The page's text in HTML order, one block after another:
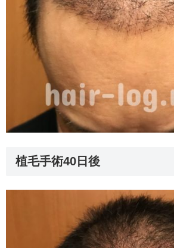
植毛手術40日後